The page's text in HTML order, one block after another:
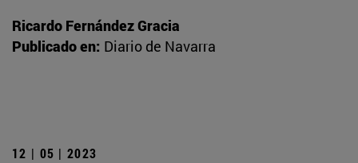
Ricardo Fernández Gracia
Publicado en: Diario de Navarra
12 | 05 | 2023